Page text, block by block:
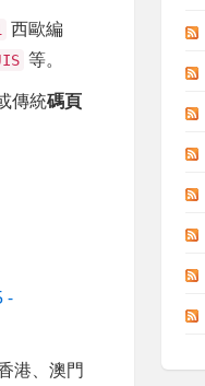
西歐編
等。
傳統碼頁
-
港、澳門